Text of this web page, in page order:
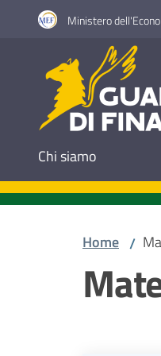
Vai al contenuto
Vai alla navigazione
Vai al footer Ministero
Chi siamo
Home /